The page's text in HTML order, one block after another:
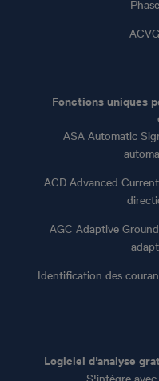
Phase
ACVG
Fonctions uniques
ASA Automatic
ACD Advanced
AGC Adaptive
Identification des
Logiciel d'analyse